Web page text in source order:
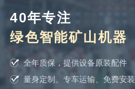
40年专注
绿色智能矿山机器
全年质保，提供设备原装配件
量身定制、专车运输、免费安装